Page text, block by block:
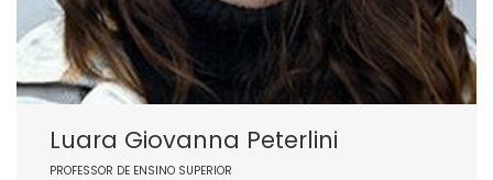
Luara Giovanna Peterlini
PROFESSOR DE ENSINO SUPERIOR